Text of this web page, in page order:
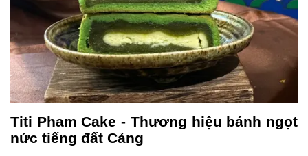
Titi Pham Cake - Thương hiệu bánh ngọt
nức tiếng đất Cảng